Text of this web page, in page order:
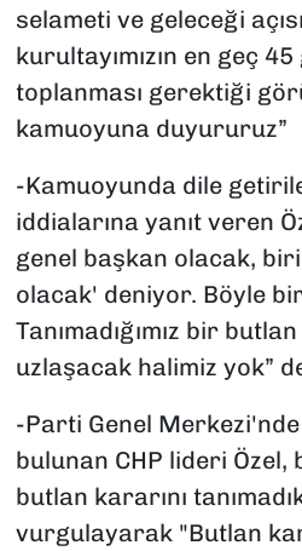
selameti ve geleceği
kurultayımızın en geç
toplanması gerektiği
kamuoyuna duyururuz”
-Kamuoyunda dile
iddialarına yanıt veren
genel başkan olacak,
olacak' deniyor. Böyle
Tanımadığımız bir
uzlaşacak halimiz yok”
-Parti Genel
bulunan CHP lideri
butlan kararını
vurgulayarak "Butlan